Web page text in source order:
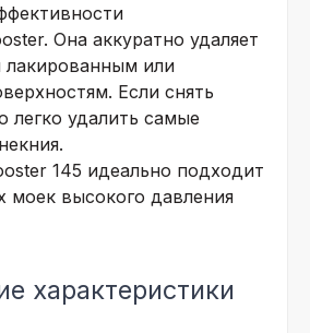
. Она аккуратно удаляет
лакированным или
Если снять
легко удалить самые
145 идеально подходит
моек высокого давления
характеристики